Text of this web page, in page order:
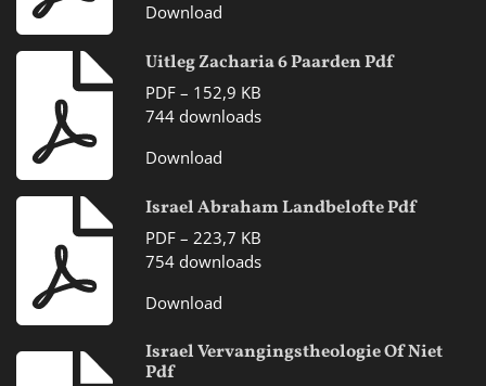
Download
Uitleg Zacharia 6 Paarden Pdf
PDF – 152,9 KB
744 downloads
Download
Israel Abraham Landbelofte Pdf
PDF – 223,7 KB
754 downloads
Download
Israel Vervangingstheologie Of Niet
Pdf